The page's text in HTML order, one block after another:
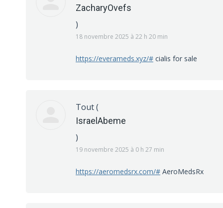
ZacharyOvefs
)
18 novembre 2025 à 22 h 20 min
https://everameds.xyz/# cialis for sale
Tout(
IsraelAbeme
)
19 novembre 2025 à 0 h 27 min
https://aeromedsrx.com/# AeroMedsRx